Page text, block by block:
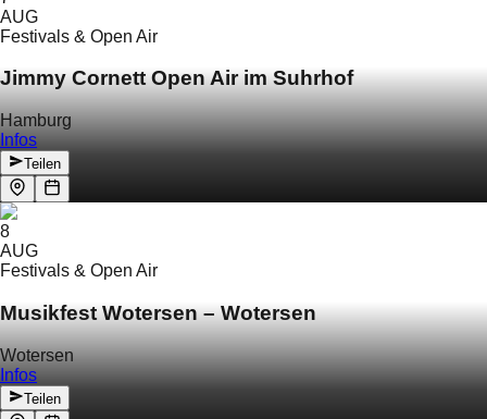
AUG
Festivals & Open Air
Jimmy Cornett Open Air im Suhrhof
Hamburg
Infos
Teilen
8
AUG
Festivals & Open Air
Musikfest Wotersen – Wotersen
Wotersen
Infos
Teilen